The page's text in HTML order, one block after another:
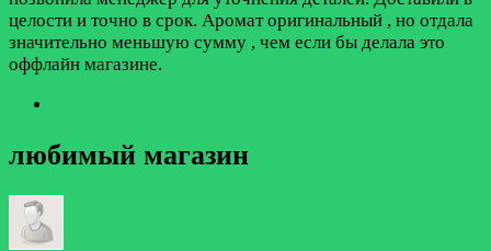
целости и точно в срок. Аромат оригинальный , но отдала
значительно меньшую сумму , чем если бы делала это
оффлайн магазине.
любимый магазин